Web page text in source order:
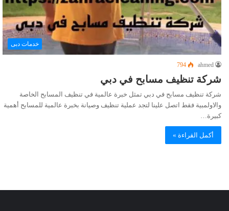
خدمات دبى
ahmed
794
شركة تنظيف مسابح في دبي
شركة تنظيف مسابح في دبي تمثل خبرة عالمية في تنظيف المسابح الخاصة
والاولمبية فقط اتصل علينا لتجد عملية تنظيف وصيانة بخبرة عالمية للمسابح أهمية
كبيرة…
أكمل القراءة »